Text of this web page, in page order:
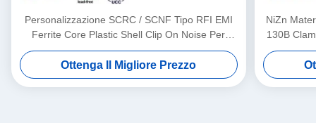
Personalizzazione SCRC / SCNF Tipo RFI EMI
Ferrite Core Plastic Shell Clip On Noise Per
Cavo da 3,5 mm a 13 mm
Ottenga Il Migliore Prezzo
NiZn
130B